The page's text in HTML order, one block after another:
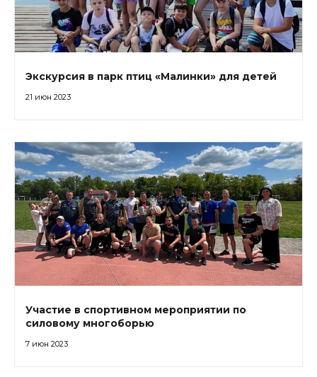
Экскурсия в парк птиц «Малинки» для детей
21 июн 2023
Участие в спортивном мероприятии по
силовому многоборью
7 июн 2023